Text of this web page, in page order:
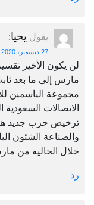
يقول يحيا:
27 ديسمبر، 2020 الساعة 3:28 م
لن يكون الأخير
مارس إلى ما بعد
مجموعة الياسمين
الاتصالات
ترخيص حزب جديد هو
والصناعة الشئون
خلال الحاليه من
رد